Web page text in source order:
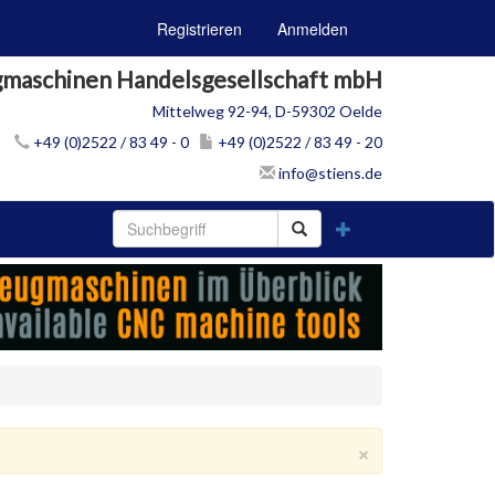
Registrieren Anmelden
Handelsgesellschaft mbH
Mittelweg 92-94, D-59302 Oelde
+49 (0)2522 / 83 49 - 0
+49 (0)2522 / 83 49 - 20
info@stiens.de
×